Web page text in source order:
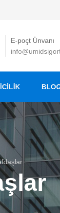
E-poçt Ünvanı